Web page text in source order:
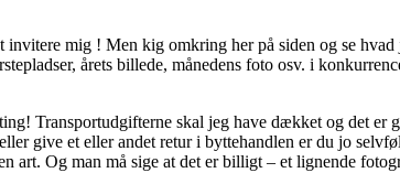
invitere mig ! Men kig omkring her på siden og se
årets billede, månedens foto osv. i
Transportudgifterne skal jeg have dækket og det
give et eller andet retur i byttehandlen er du jo
art. Og man må sige at det er billigt – et lignende